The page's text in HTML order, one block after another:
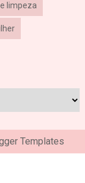
limpeza
Templates